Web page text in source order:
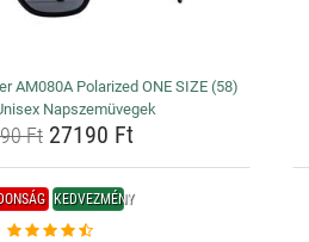
AM080A Polarized ONE SIZE (58)
Napszemüvegek
Ft27190 Ft
KEDVEZMÉNY